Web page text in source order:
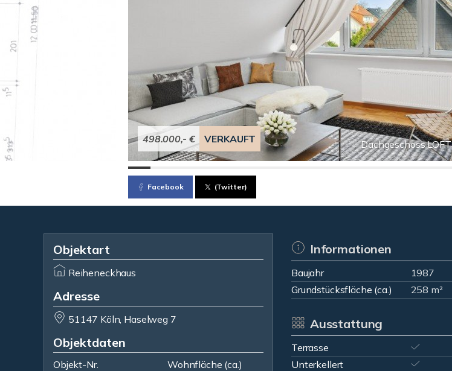
Dachgeschoss LOFT
498.000,- € VERKAUFT
Facebook (Twitter)
Objektart
Reiheneckhaus
Adresse
51147 Köln, Haselweg 7
Objektdaten
Objekt-Nr.
Wohnfläche (ca.)
Informationen
Baujahr 1987
Grundstücksfläche (ca.)
258 m²
Ausstattung
Terrasse
Unterkellert